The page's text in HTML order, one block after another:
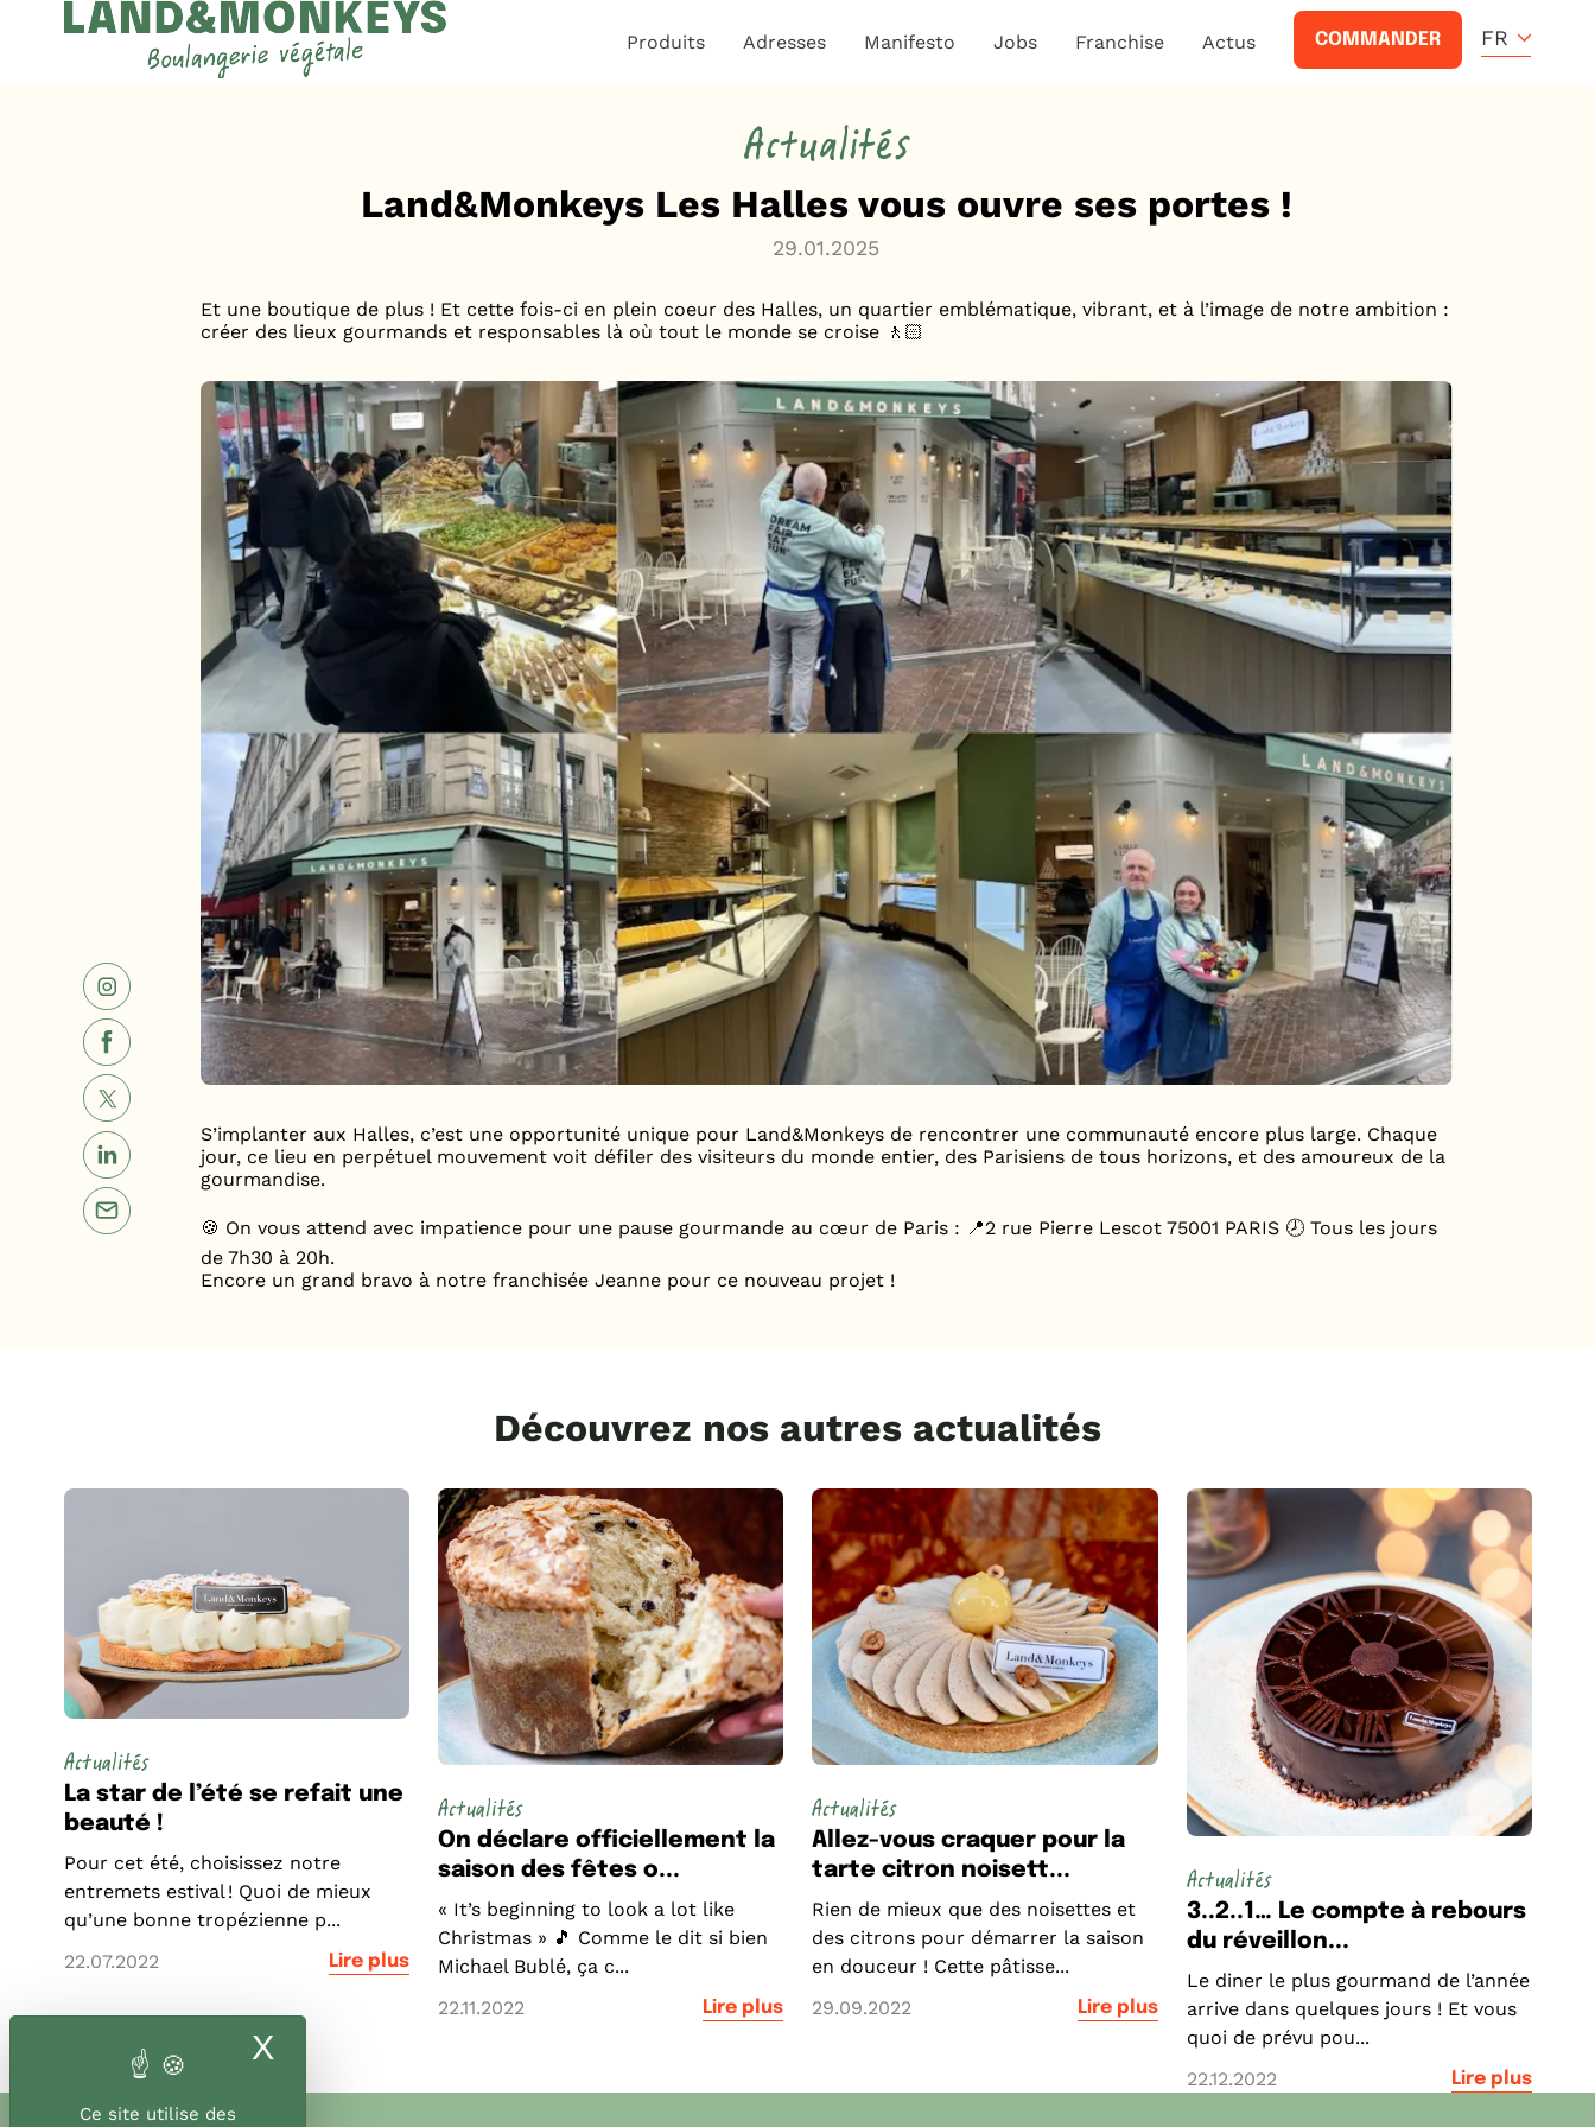
Panneau de gestion des cookies
Ce site utilise des
X
Produits Adresses Manifesto Jobs Franchise Actus COMMANDER FR
Actualités
Land&Monkeys Les Halles vous ouvre ses portes !
29.01.2025
Et une boutique de plus ! Et cette fois-ci en plein coeur des Halles, un quartier emblématique, vibrant, et à l’image de notre ambition :
créer des lieux gourmands et responsables là où tout le monde se croise 🚶🏻
S’implanter aux Halles, c’est une opportunité unique pour Land&Monkeys de rencontrer une communauté encore plus large. Chaque
jour, ce lieu en perpétuel mouvement voit défiler des visiteurs du monde entier, des Parisiens de tous horizons, et des amoureux de la
gourmandise.
🍪 On vous attend avec impatience pour une pause gourmande au cœur de Paris : 📍2 rue Pierre Lescot 75001 PARIS 🕗 Tous les jours
de 7h30 à 20h.
Encore un grand bravo à notre franchisée Jeanne pour ce nouveau projet !
Découvrez nos autres actualités
Actualités
La star de l’été se refait une
beauté !
Pour cet été, choisissez notre
entremets estival ! Quoi de mieux
qu’une bonne tropézienne p...
22.07.2022
Lire plus
Actualités
On déclare officiellement la
saison des fêtes o...
« It’s beginning to look a lot like
Christmas » 🎵 Comme le dit si bien
Michael Bublé, ça c...
22.11.2022
Lire plus
Actualités
Allez-vous craquer pour la
tarte citron noisett...
Rien de mieux que des noisettes et
des citrons pour démarrer la saison
en douceur ! Cette pâtisse...
29.09.2022
Lire plus
Actualités
3..2..1… Le compte à rebours
du réveillon...
Le diner le plus gourmand de l’année
arrive dans quelques jours ! Et vous
quoi de prévu pou...
22.12.2022
Lire plus